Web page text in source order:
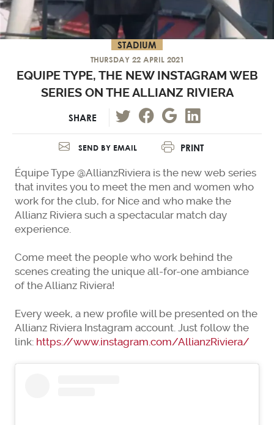
STADIUM
THURSDAY 22 APRIL 2021
EQUIPE TYPE, THE NEW INSTAGRAM WEB
SERIES ON THE ALLIANZ RIVIERA
SHARE
SEND BY EMAIL PRINT
Équipe Type @AllianzRiviera is the new web series
that invites you to meet the men and women who
work for the club, for Nice and who make the
Allianz Riviera such a spectacular match day
experience.
Come meet the people who work behind the
scenes creating the unique all-for-one ambiance
of the Allianz Riviera!
Every week, a new profile will be presented on the
Allianz Riviera Instagram account. Just follow the
link: https://www.instagram.com/AllianzRiviera/